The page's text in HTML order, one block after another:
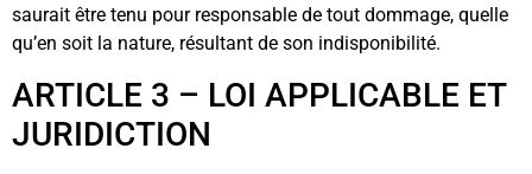
saurait être tenu pour responsable de tout dommage, quelle
qu’en soit la nature, résultant de son indisponibilité.
ARTICLE 3 – LOI APPLICABLE ET
JURIDICTION